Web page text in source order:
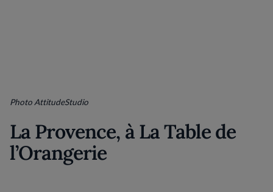
Photo AttitudeStudio
La Provence, à La Table de
l’Orangerie